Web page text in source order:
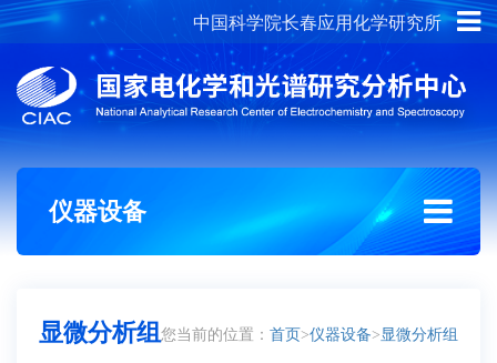
中国科学院长春应用化学研究所
概况介绍 组织架构
仪器设备
显微分析组您当前的位置： 首页>仪器设备>显微分析组